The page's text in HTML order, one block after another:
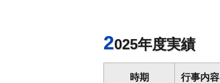
2025年度実績
時期 行事内容